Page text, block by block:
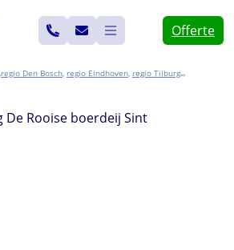
Offerte
Den Bosch, Eindhoven, Tilburg>>